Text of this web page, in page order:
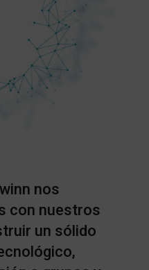
nos
con nuestros
un sólido